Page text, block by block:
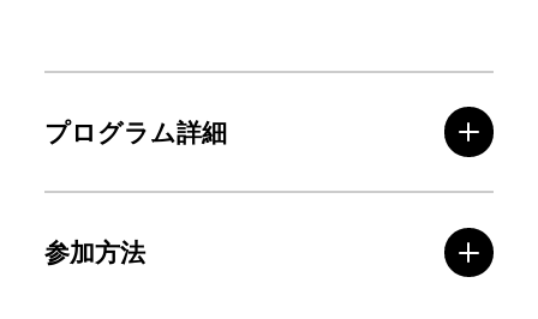
プログラム詳細
参加方法